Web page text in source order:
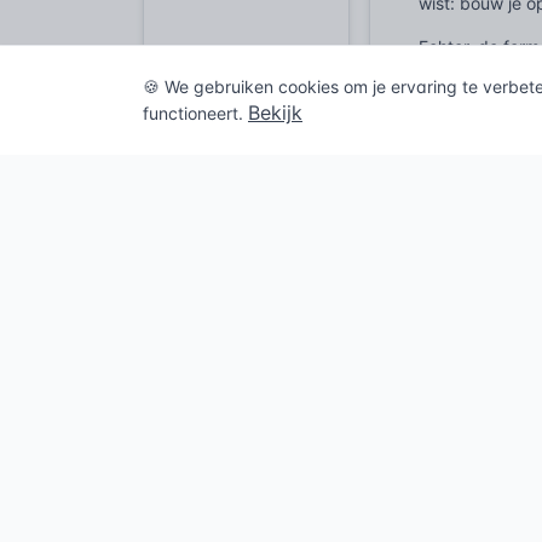
Echter, de
Karl Terzaghi
opvolgers
🍪 We gebruiken cookies om je ervaring te
functioneert. Bekijk